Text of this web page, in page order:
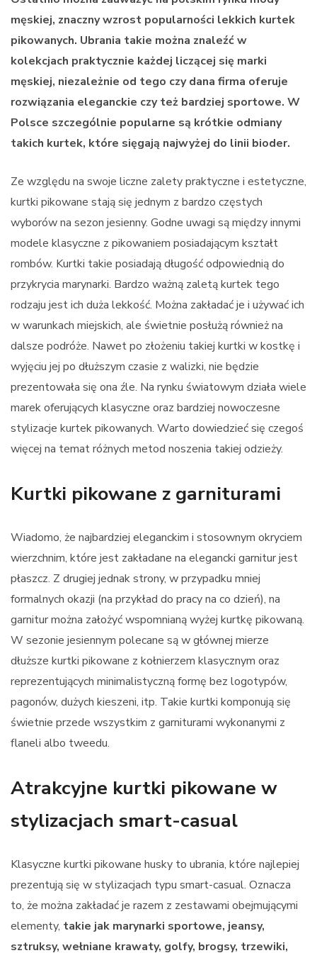
męskiej, znaczny wzrost popularności lekkich kurtek
pikowanych. Ubrania takie można znaleźć w
kolekcjach praktycznie każdej liczącej się marki
męskiej, niezależnie od tego czy dana firma oferuje
rozwiązania eleganckie czy też bardziej sportowe. W
Polsce szczególnie popularne są krótkie odmiany
takich kurtek, które sięgają najwyżej do linii bioder.
Ze względu na swoje liczne zalety praktyczne i estetyczne,
kurtki pikowane stają się jednym z bardzo częstych
wyborów na sezon jesienny. Godne uwagi są między innymi
modele klasyczne z pikowaniem posiadającym kształt
rombów. Kurtki takie posiadają długość odpowiednią do
przykrycia marynarki. Bardzo ważną zaletą kurtek tego
rodzaju jest ich duża lekkość. Można zakładać je i używać ich
w warunkach miejskich, ale świetnie posłużą również na
dalsze podróże. Nawet po złożeniu takiej kurtki w kostkę i
wyjęciu jej po dłuższym czasie z walizki, nie będzie
prezentowała się ona źle. Na rynku światowym działa wiele
marek oferujących klasyczne oraz bardziej nowoczesne
stylizacje kurtek pikowanych. Warto dowiedzieć się czegoś
więcej na temat różnych metod noszenia takiej odzieży.
Kurtki pikowane z garniturami
Wiadomo, że najbardziej eleganckim i stosownym okryciem
wierzchnim, które jest zakładane na elegancki garnitur jest
płaszcz. Z drugiej jednak strony, w przypadku mniej
formalnych okazji (na przykład do pracy na co dzień), na
garnitur można założyć wspomnianą wyżej kurtkę pikowaną.
W sezonie jesiennym polecane są w głównej mierze
dłuższe kurtki pikowane z kołnierzem klasycznym oraz
reprezentujących minimalistyczną formę bez logotypów,
pagonów, dużych kieszeni, itp. Takie kurtki komponują się
świetnie przede wszystkim z garniturami wykonanymi z
flaneli albo tweedu.
Atrakcyjne kurtki pikowane w
stylizacjach smart-casual
Klasyczne kurtki pikowane husky to ubrania, które najlepiej
prezentują się w stylizacjach typu smart-casual. Oznacza
to, że można zakładać je razem z zestawami obejmującymi
elementy, takie jak marynarki sportowe, jeansy,
sztruksy, wełniane krawaty, golfy, brogsy, trzewiki,